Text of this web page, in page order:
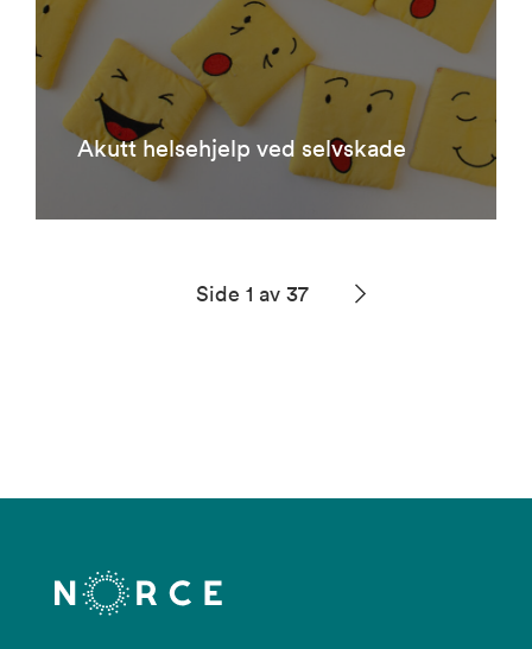
Akutt helsehjelp ved selvskade
Side 1 av 37